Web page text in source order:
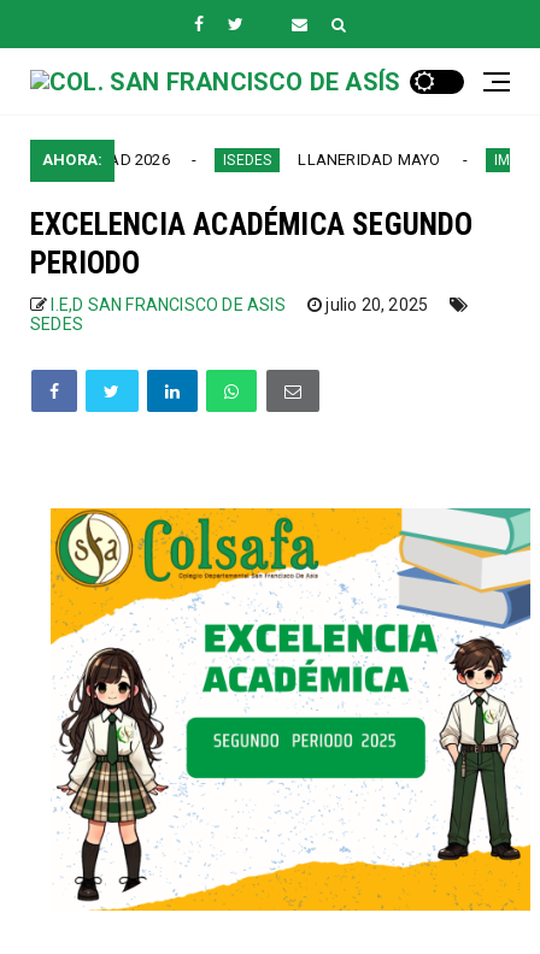
AHORA:2026 ISEDES LLANERIDAD MAYO IMPORTANTE
EXCELENCIA ACADÉMICA SEGUNDO
PERIODO
I.E,D SAN FRANCISCO DE ASIS
julio 20, 2025
SEDES